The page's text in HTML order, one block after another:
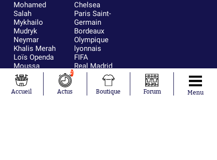
Mohamed
Salah
Mykhailo
Mudryk
Neymar
Khalis Merah
Loïs Openda
Moussa
Niakhaté
Nicolás
Tagliafico
Chelsea
Paris Saint-
Germain
Bordeaux
Olympique
lyonnais
FIFA
Real Madrid
RC Strasbourg
Accueil
2
Actus Boutique Forum Menu